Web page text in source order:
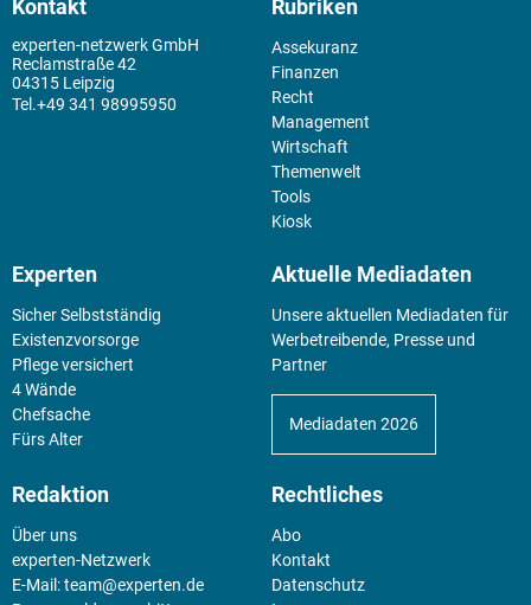
Kontakt
experten-netzwerk GmbH
Reclamstraße 42
04315 Leipzig
+49 341 98995950
Rubriken
Assekuranz
Finanzen
Recht
Management
Wirtschaft
Themenwelt
Tools
Kiosk
Experten
Sicher Selbstständig
Existenz­vorsorge
Pflege versichert
4 Wände
Chefsache
Fürs Alter
Aktuelle Mediadaten
Unsere aktuellen Mediadaten für
Werbetreibende, Presse und
Partner
Mediadaten 2026
Redaktion
Über uns
experten-Netzwerk
E-Mail:team@experten.de
Rechtliches
Abo
Kontakt
Datenschutz